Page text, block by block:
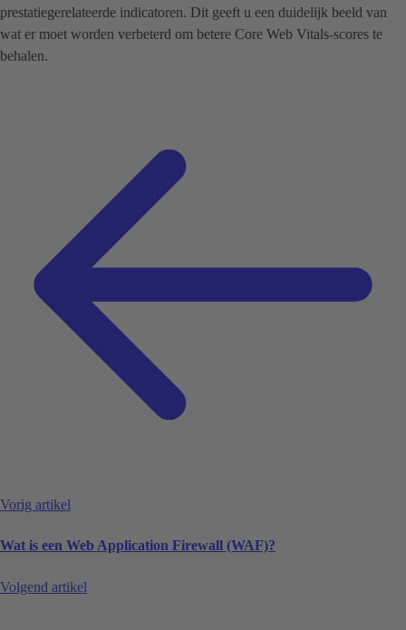
prestatiegerelateerde indicatoren. Dit geeft u een duidelijk beeld van
wat er moet worden verbeterd om betere Core Web Vitals-scores te
behalen.
Vorig artikel
Wat is een Web Application Firewall (WAF)?
Volgend artikel